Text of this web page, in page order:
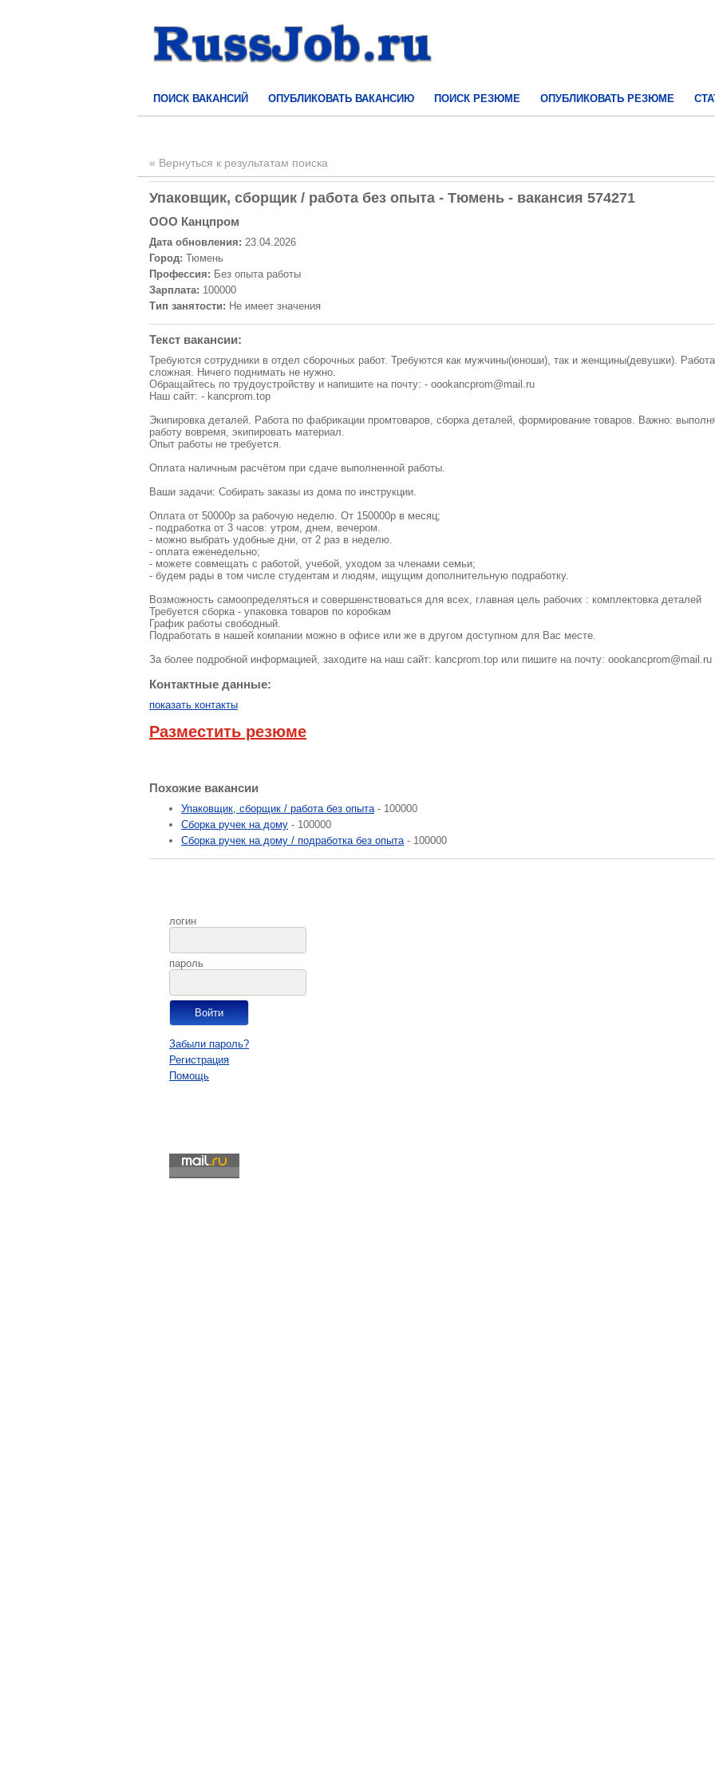
ПОИСК ВАКАНСИЙ ОПУБЛИКОВАТЬ ВАКАНСИЮ ПОИСК РЕЗЮМЕ ОПУБЛИКОВАТЬ РЕЗЮМЕ
« Вернуться к результатам поиска
Упаковщик, сборщик / работа без опыта - Тюмень - вакансия 574271
ООО Канцпром
Дата обновления: 23.04.2026
Город: Тюмень
Профессия: Без опыта работы
Зарплата: 100000
Тип занятости: Не имеет значения
Текст вакансии:
Требуются сотрудники в отдел сборочных работ. Требуются как мужчины(юноши), так и женщины(девушки).
сложная. Ничего поднимать не нужно.
Обращайтесь по трудоустройству и напишите на почту: - oookancprom@mail.ru
Наш сайт: - kancprom.top
Экипировка деталей. Работа по фабрикации промтоваров, сборка деталей, формирование товаров. Важно:
работу вовремя, экипировать материал.
Опыт работы не требуется.
Оплата наличным расчётом при сдаче выполненной работы.
Ваши задачи: Собирать заказы из дома по инструкции.
Оплата от 50000р за рабочую неделю. От 150000р в месяц;
- подработка от 3 часов: утром, днем, вечером.
- можно выбрать удобные дни, от 2 раз в неделю.
- оплата еженедельно;
- можете совмещать с работой, учебой, уходом за членами семьи;
- будем рады в том числе студентам и людям, ищущим дополнительную подработку.
Возможность самоопределяться и совершенствоваться для всех, главная цель рабочих : комплектовка деталей
Требуется сборка - упаковка товаров по коробкам
График работы свободный.
Подработать в нашей компании можно в офисе или же в другом доступном для Вас месте.
За более подробной информацией, заходите на наш сайт: kancprom.top или пишите на почту: oookancprom@mail.ru
Контактные данные:
показать контакты
Разместить резюме
Похожие вакансии
Упаковщик, сборщик / работа без опыта- 100000
Сборка ручек на дому - 100000
Сборка ручек на дому / подработка без опыта- 100000
логин
пароль
Забыли пароль?
Регистрация
Помощь